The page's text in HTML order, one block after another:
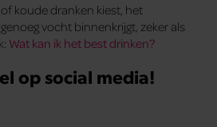
koude dranken kiest, het
vocht binnenkrijgt, zeker als
Wat kan ik het best drinken?
op social media!